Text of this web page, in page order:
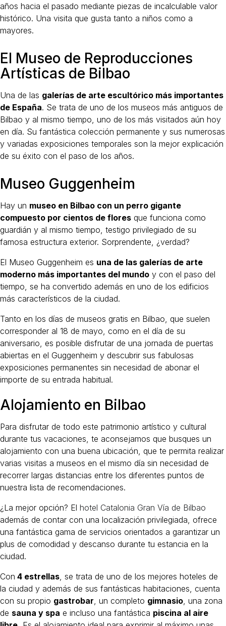
años hacia el pasado mediante piezas de incalculable valor
histórico. Una visita que gusta tanto a niños como a
mayores.
El Museo de Reproducciones
Artísticas de Bilbao
Una de las galerías de arte escultórico más importantes
de España. Se trata de uno de los museos más antiguos de
Bilbao y al mismo tiempo, uno de los más visitados aún hoy
en día. Su fantástica colección permanente y sus numerosas
y variadas exposiciones temporales son la mejor explicación
de su éxito con el paso de los años.
Museo Guggenheim
Hay un museo en Bilbao con un perro gigante
compuesto por cientos de flores que funciona como
guardián y al mismo tiempo, testigo privilegiado de su
famosa estructura exterior. Sorprendente, ¿verdad?
El Museo Guggenheim es una de las galerías de arte
moderno más importantes del mundo y con el paso del
tiempo, se ha convertido además en uno de los edificios
más característicos de la ciudad.
Tanto en los días de museos gratis en Bilbao, que suelen
corresponder al 18 de mayo, como en el día de su
aniversario, es posible disfrutar de una jornada de puertas
abiertas en el Guggenheim y descubrir sus fabulosas
exposiciones permanentes sin necesidad de abonar el
importe de su entrada habitual.
Alojamiento en Bilbao
Para disfrutar de todo este patrimonio artístico y cultural
durante tus vacaciones, te aconsejamos que busques un
alojamiento con una buena ubicación, que te permita realizar
varias visitas a museos en el mismo día sin necesidad de
recorrer largas distancias entre los diferentes puntos de
nuestra lista de recomendaciones.
¿La mejor opción? El hotel Catalonia Gran Vía de Bilbao
además de contar con una localización privilegiada, ofrece
una fantástica gama de servicios orientados a garantizar un
plus de comodidad y descanso durante tu estancia en la
ciudad.
Con 4 estrellas , se trata de uno de los mejores hoteles de
la ciudad y además de sus fantásticas habitaciones, cuenta
con su propio gastrobar , un completo gimnasio , una zona
de sauna y spa e incluso una fantástica piscina al aire